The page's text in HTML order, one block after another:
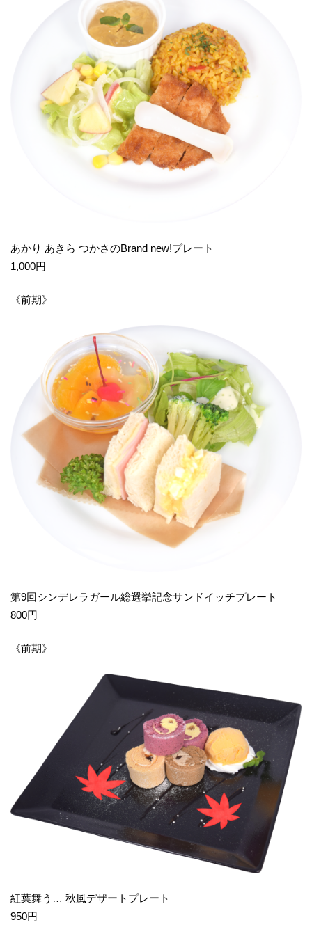
あかり あきら つかさのBrand new!プレート
1,000円
《前期》
第9回シンデレラガール総選挙記念サンドイッチプレート
800円
《前期》
紅葉舞う… 秋風デザートプレート
950円